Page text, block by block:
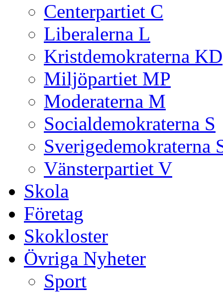
Centerpartiet C
Liberalerna L
Kristdemokraterna KD
Miljöpartiet MP
Moderaterna M
Socialdemokraterna S
Sverigedemokraterna
Vänsterpartiet V
Skola
Företag
Skokloster
Övriga Nyheter
Sport